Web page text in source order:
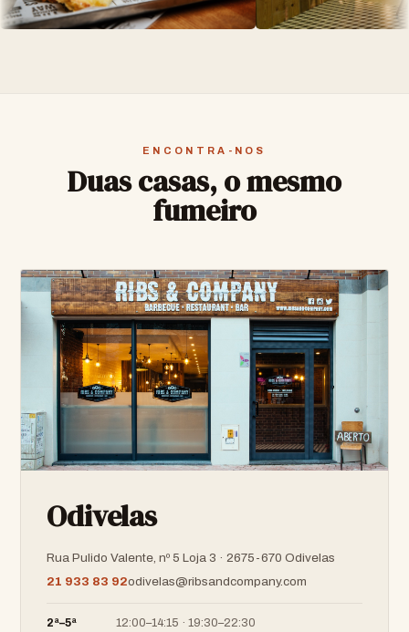
ENCONTRA-NOS
Duas casas, o mesmo
fumeiro
Odivelas
Rua Pulido Valente, nº 5 Loja 3 · 2675-670 Odivelas
21 933 83 92odivelas@ribsandcompany.com
2ª–5ª
12:00–14:15 · 19:30–22:30